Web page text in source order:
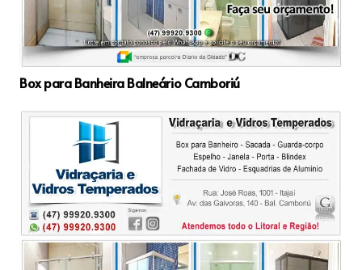
Box para Banheira Balneário Camboriú